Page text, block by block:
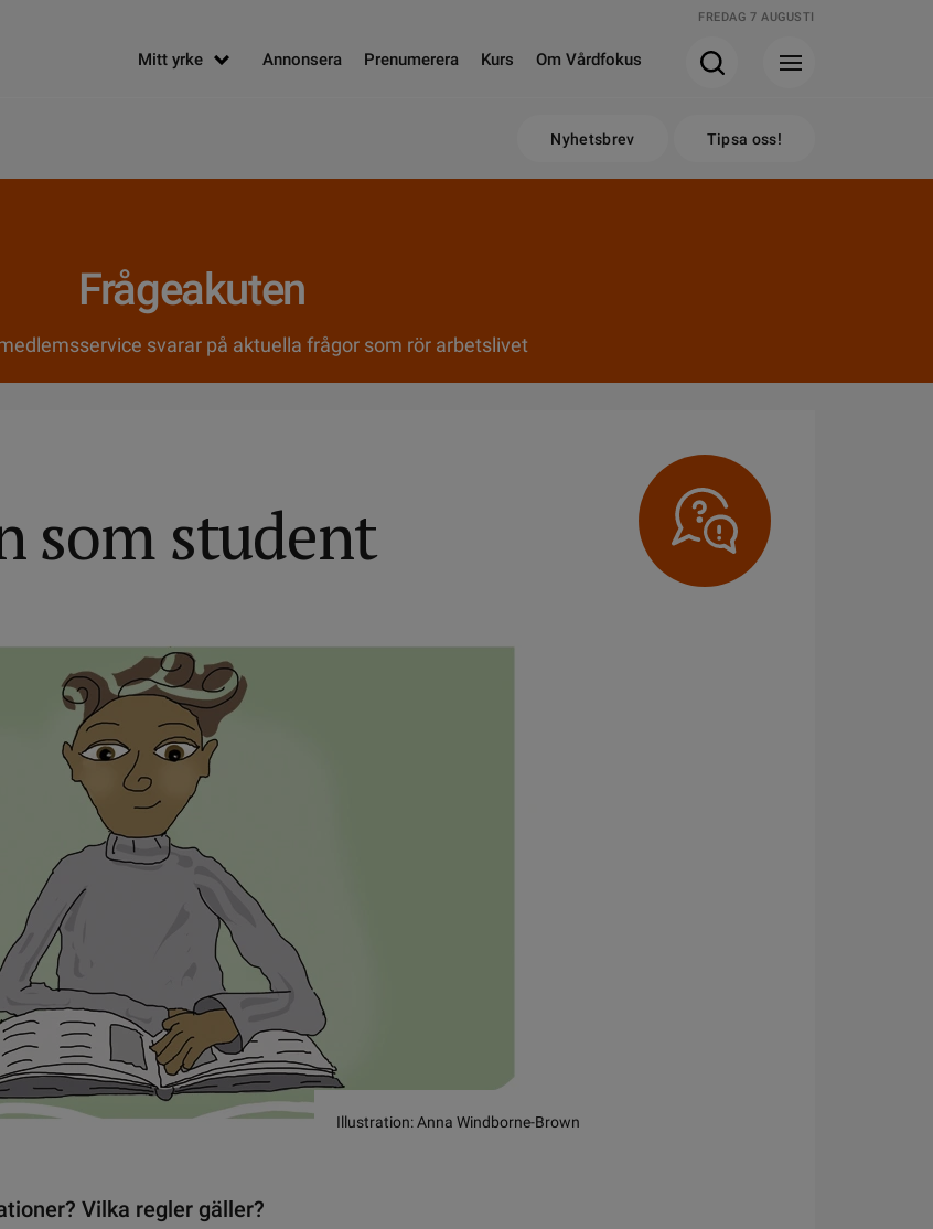
FREDAG 7 AUGUSTI
Mitt yrke Annonsera Prenumerera Kurs Om Vårdfokus
Nyhetsbrev Tipsa oss!
Frågeakuten
svarar på aktuella frågor som rör arbetslivet
som student
Illustration: Anna Windborne-Brown
Vilka regler gäller?